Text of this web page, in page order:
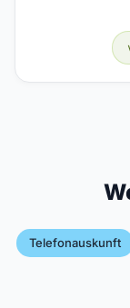
Telefonauskunft